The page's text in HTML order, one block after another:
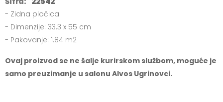
- Zidna pločica
- Dimenzije: 33.3 x 55 cm
- Pakovanje: 1.84 m2
Ovaj proizvod se ne šalje kurirskom službom, moguće je
samo preuzimanje u salonu Alvos Ugrinovci.